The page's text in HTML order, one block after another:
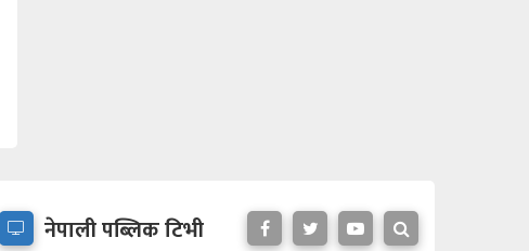
नेपाली पब्लिक टिभी